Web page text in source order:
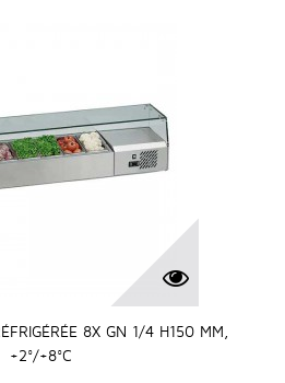
8X GN 1/4 H150 MM,
+2°/+8°C